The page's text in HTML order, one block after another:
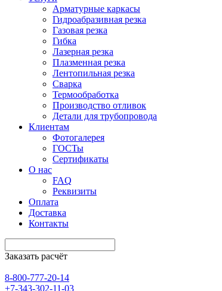
Арматурные каркасы
Гидроабразивная резка
Газовая резка
Гибка
Лазерная резка
Плазменная резка
Лентопильная резка
Сварка
Термообработка
Производство отливок
Детали для трубопровода
Клиентам
Фотогалерея
ГОСТы
Сертификаты
О нас
FAQ
Реквизиты
Оплата
Доставка
Контакты
Заказать расчёт
8-800-777-20-14
+7-343-302-11-03